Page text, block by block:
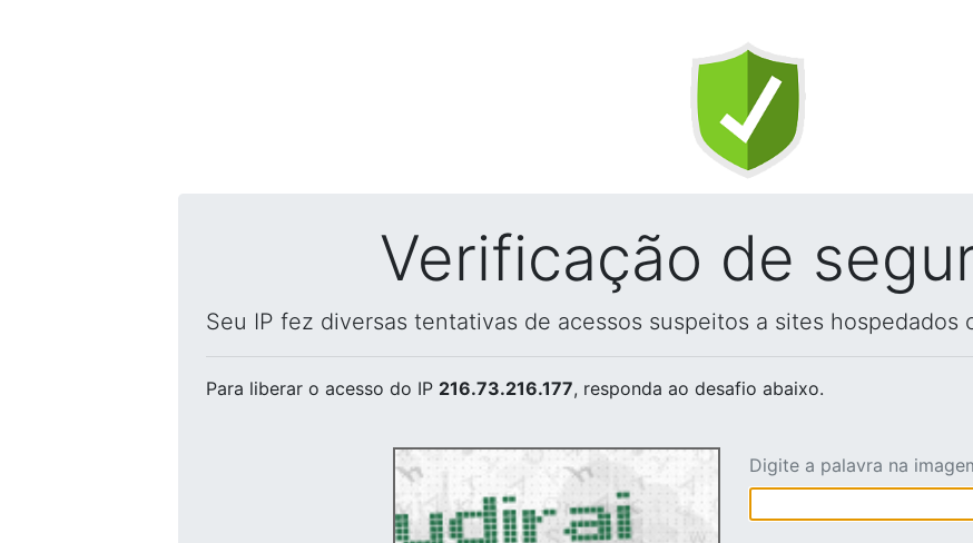
Verificação de
Seu IP fez diversas tentativas de acessos suspeitos a sites hospedados
Para liberar o acesso do IP 216.73.216.177, responda ao desafio abaixo.
Digite a palavra na